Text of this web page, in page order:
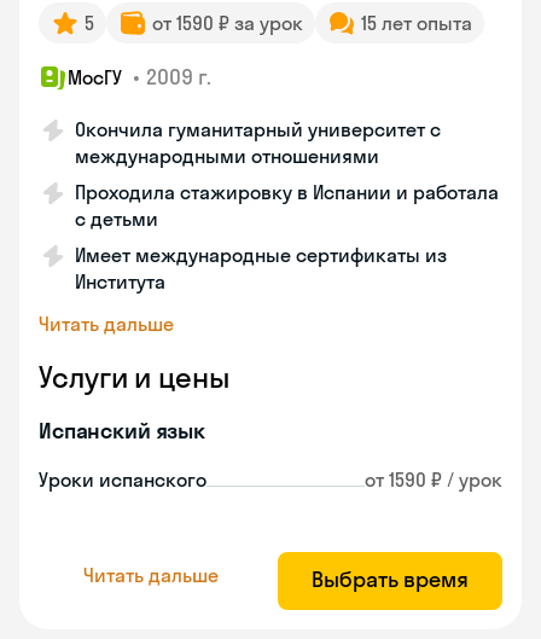
5 от 1590 ₽ за урок 15 лет опыта
МосГУ • 2009 г.
Окончила гуманитарный университет с
международными отношениями
Проходила стажировку в Испании и работала
с детьми
Имеет международные сертификаты из
Института
Читать дальше
Услуги и цены
Испанский язык
Уроки испанского от 1590 ₽ / урок
Читать дальше Выбрать время